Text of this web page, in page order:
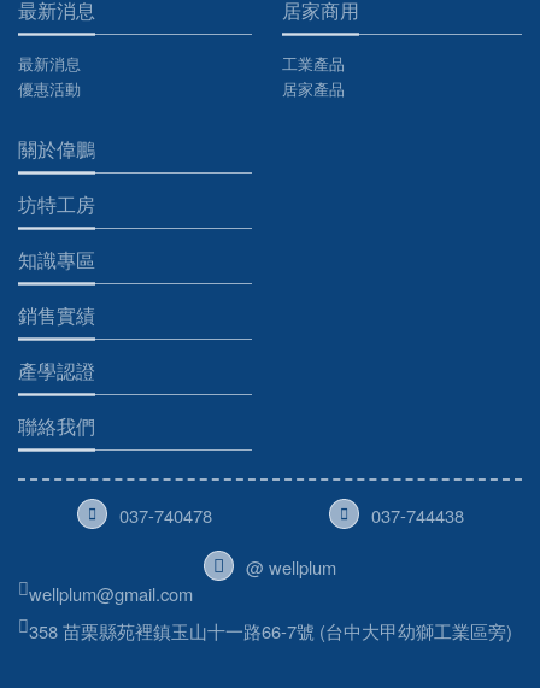
最新消息
最新消息
優惠活動
居家商用
工業產品
居家產品
關於偉鵬
坊特工房
知識專區
銷售實績
產學認證
聯絡我們
037-740478 037-744438
@ wellplum
wellplum@gmail.com
358 苗栗縣苑裡鎮玉山十一路66-7號 (台中大甲幼獅工業區旁)